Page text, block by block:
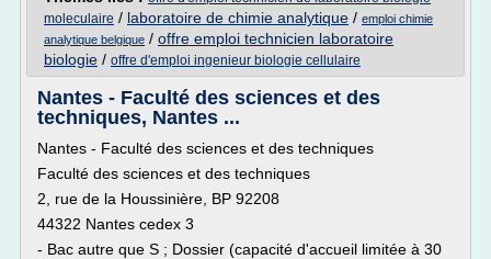
moleculaire / laboratoire de chimie analytique / emploi chimie
analytique belgique / offre emploi technicien laboratoire
biologie / offre d'emploi ingenieur biologie cellulaire
Nantes - Faculté des sciences et des
techniques, Nantes ...
Nantes - Faculté des sciences et des techniques
Faculté des sciences et des techniques
2, rue de la Houssinière, BP 92208
44322 Nantes cedex 3
- Bac autre que S ; Dossier (capacité d'accueil limitée à 30